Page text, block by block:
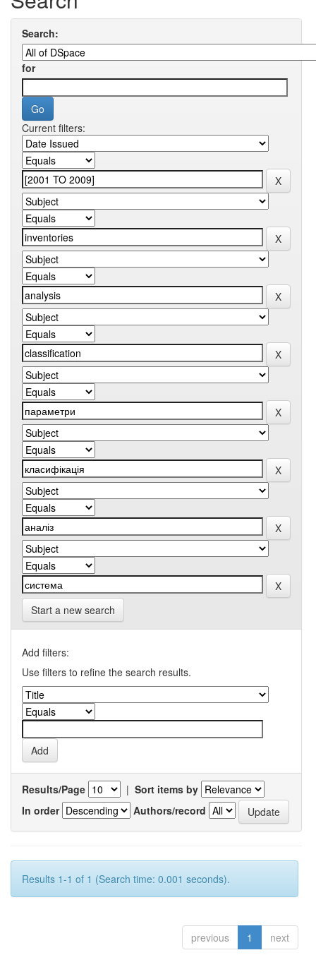
Search:
for
Current filters:
Start a new search
Add filters:
Use filters to refine the search results.
Results/Page | Sort items by
In order
Authors/record
Results 1-1 of 1 (Search time: 0.001 seconds).
previous 1 next